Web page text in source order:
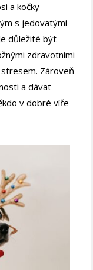
a kočky
s jedovatými
důležité být
zdravotními
Zároveň
a dávat
v dobré víře